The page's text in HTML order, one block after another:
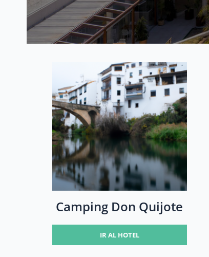
Camping Don Quijote
IR AL HOTEL